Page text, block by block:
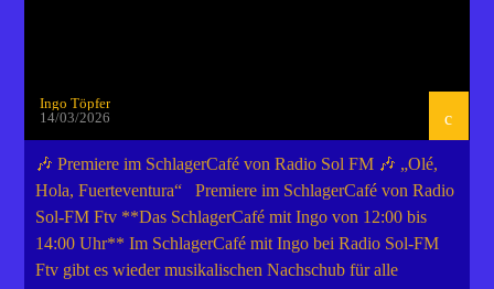
Ingo Töpfer
14/03/2026
🎶 Premiere im SchlagerCafé von Radio Sol FM 🎶 „Olé,
Hola, Fuerteventura“ Premiere im SchlagerCafé von Radio
Sol-FM Ftv **Das SchlagerCafé mit Ingo von 12:00 bis
14:00 Uhr** Im SchlagerCafé mit Ingo bei Radio Sol-FM
Ftv gibt es wieder musikalischen Nachschub für alle